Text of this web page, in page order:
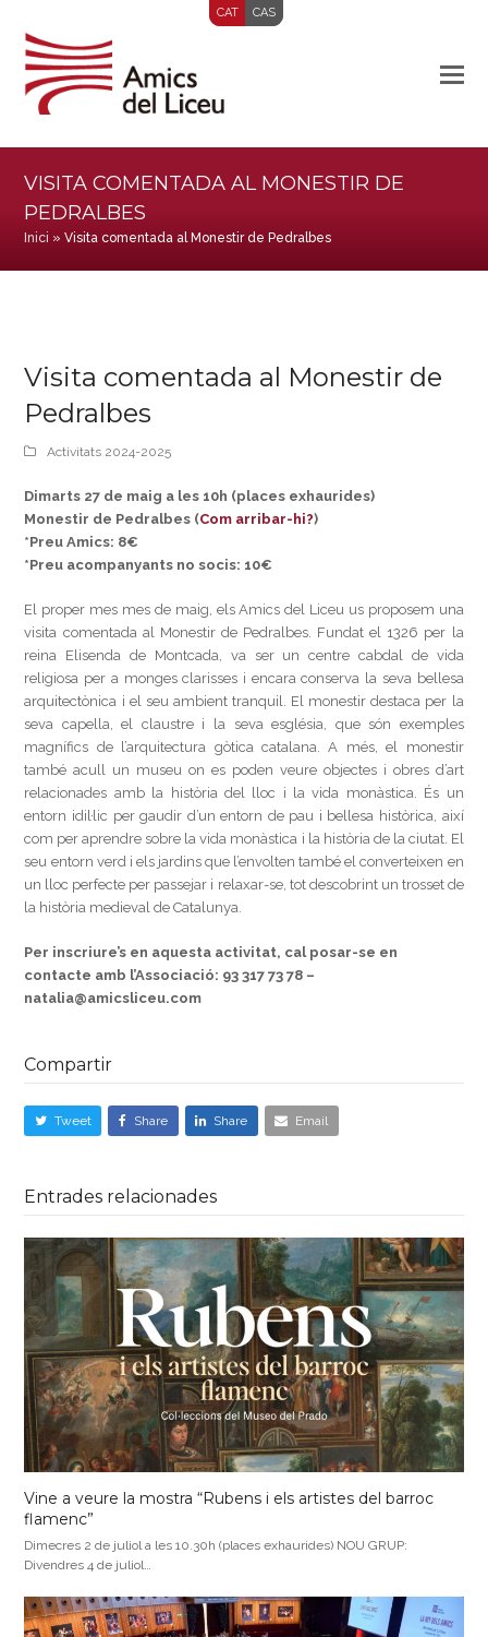
CAT CAS
VISITA COMENTADA AL MONESTIR DE
PEDRALBES
Inici »Visita comentada al Monestir de Pedralbes
Visita comentada al Monestir de
Pedralbes
Activitats 2024-2025
Dimarts 27 de maig a les 10h (places exhaurides)
Monestir de Pedralbes (Com arribar-hi?)
*Preu Amics: 8€
*Preu acompanyants no socis: 10€
El proper mes mes de maig, els Amics del Liceu us proposem una
visita comentada al Monestir de Pedralbes. Fundat el 1326 per la
reina Elisenda de Montcada, va ser un centre cabdal de vida
religiosa per a monges clarisses i encara conserva la seva bellesa
arquitectònica i el seu ambient tranquil. El monestir destaca per la
seva capella, el claustre i la seva església, que són exemples
magnífics de l’arquitectura gòtica catalana. A més, el monestir
també acull un museu on es poden veure objectes i obres d’art
relacionades amb la història del lloc i la vida monàstica. És un
entorn idil·lic per gaudir d’un entorn de pau i bellesa històrica, així
com per aprendre sobre la vida monàstica i la història de la ciutat. El
seu entorn verd i els jardins que l’envolten també el converteixen en
un lloc perfecte per passejar i relaxar-se, tot descobrint un trosset de
la història medieval de Catalunya.
Per inscriure’s en aquesta activitat, cal posar-se en
contacte amb l’Associació: 93 317 73 78 –
natalia@amicsliceu.com
Compartir
Tweet Share Share Email
Entrades relacionades
Vine a veure la mostra “Rubens i els artistes del barroc
flamenc”
Dimecres 2 de juliol a les 10.30h (places exhaurides) NOU GRUP:
Divendres 4 de juliol…